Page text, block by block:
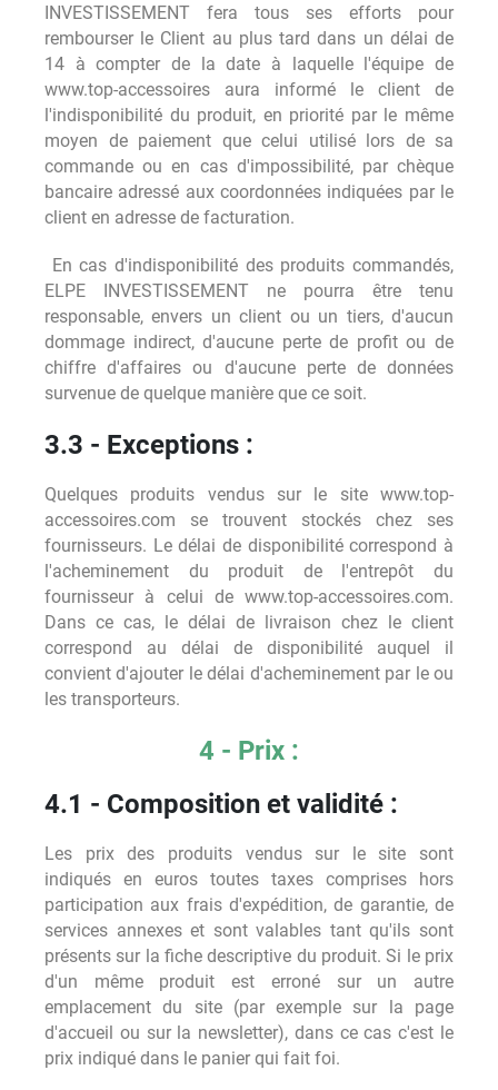
INVESTISSEMENT fera tous ses efforts pour
rembourser le Client au plus tard dans un délai de
14 à compter de la date à laquelle l'équipe de
www.top-accessoires aura informé le client de
l'indisponibilité du produit, en priorité par le même
moyen de paiement que celui utilisé lors de sa
commande ou en cas d'impossibilité, par chèque
bancaire adressé aux coordonnées indiquées par le
client en adresse de facturation.
En cas d'indisponibilité des produits commandés,
ELPE INVESTISSEMENT ne pourra être tenu
responsable, envers un client ou un tiers, d'aucun
dommage indirect, d'aucune perte de profit ou de
chiffre d'affaires ou d'aucune perte de données
survenue de quelque manière que ce soit.
3.3 - Exceptions :
Quelques produits vendus sur le site www.top-
accessoires.com se trouvent stockés chez ses
fournisseurs. Le délai de disponibilité correspond à
l'acheminement du produit de l'entrepôt du
fournisseur à celui de www.top-accessoires.com.
Dans ce cas, le délai de livraison chez le client
correspond au délai de disponibilité auquel il
convient d'ajouter le délai d'acheminement par le ou
les transporteurs.
4 - Prix :
4.1 - Composition et validité :
Les prix des produits vendus sur le site sont
indiqués en euros toutes taxes comprises hors
participation aux frais d'expédition, de garantie, de
services annexes et sont valables tant qu'ils sont
présents sur la fiche descriptive du produit. Si le prix
d'un même produit est erroné sur un autre
emplacement du site (par exemple sur la page
d'accueil ou sur la newsletter), dans ce cas c'est le
prix indiqué dans le panier qui fait foi.